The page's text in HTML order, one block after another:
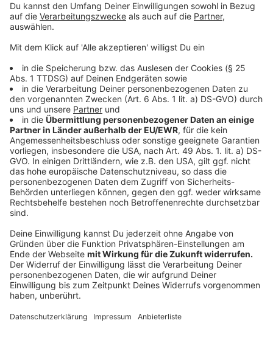
SPD zweifelt an Einigkeit
Anzeige
Die SPD bezweifelt, die vom Ministerium
beschriebene Einigkeit innerhalb des
Gesundheitssystems. Wenn sich mehr als 90
Einrichtungen gegen die Pläne des Ministers wehrten,
"dann ist das kein Tropfen auf den heißen Stein mehr",
sagt Thorsten Klute, gesundheitspolitischer Sprecher
der SPD-Landtagsfraktion. "Die hohe Anzahl der
Klagen zeigt, dass sich die groß verkündete Einigkeit
über Laumanns Krankenhausplan langsam aber sicher in
Luft auflöst."
Anzeige
©picture alliance / dpa | Robert Michael
und Arbeitnehmer in den verschiedensten Branchen